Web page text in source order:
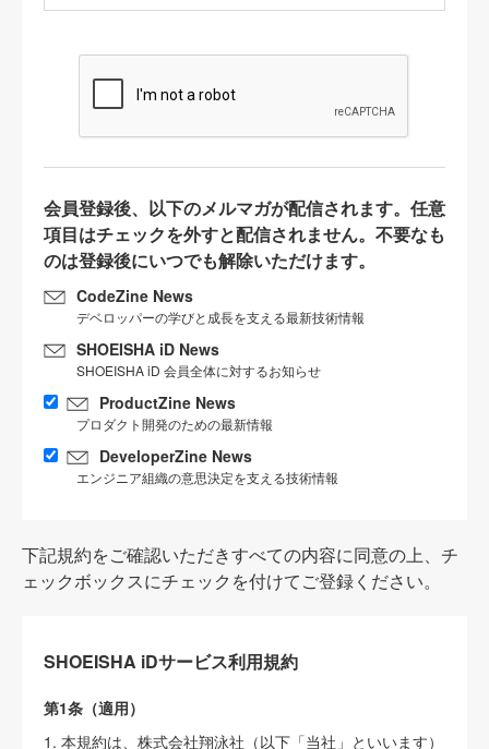
会員登録後、以下のメルマガが配信されます。任意
項目はチェックを外すと配信されません。不要なも
のは登録後にいつでも解除いただけます。
CodeZine News
デベロッパーの学びと成長を支える最新技術情報
SHOEISHA iD News
SHOEISHA iD 会員全体に対するお知らせ
ProductZine News
プロダクト開発のための最新情報
DeveloperZine News
エンジニア組織の意思決定を支える技術情報
下記規約をご確認いただきすべての内容に同意の上、チ
ェックボックスにチェックを付けてご登録ください。
SHOEISHA iDサービス利用規約
第1条（適用）
1. 本規約は、株式会社翔泳社（以下「当社」といいます）